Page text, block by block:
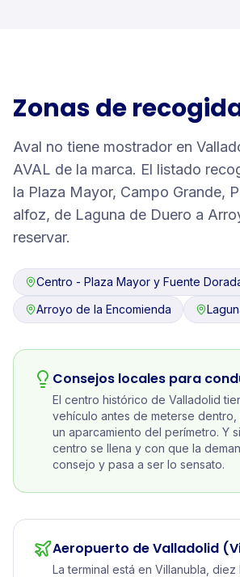
Zonas de
Aval no tiene mostrador en
AVAL de la marca. El listado
la Plaza Mayor, Campo Grande,
alfoz, de Laguna de Duero a
reservar.
Centro - Plaza Mayor y Fuente
Arroyo de la Encomienda
Consejos locales para
El centro histórico de Valladolid
vehículo antes de meterse
un aparcamiento del perímetro. Y
centro se llena y con que la
consejo y pasa a ser lo sensato.
Aeropuerto de Valladolid
La terminal está en Villanubla,